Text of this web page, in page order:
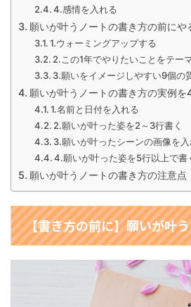
4.感情を入れる
願いが叶うノートの書き方の前に
1.ウォーミングアップする
2.この1年でやりたいことをテー
3.願いをイメージしやすい9個の
願いが叶うノートの書き方の実例を
1.名前と日付を入れる
2.願いが叶った姿を2～3行書く
3.願いが叶ったシーンの画像を入
4.願いが叶った姿を5行以上で書
願いが叶うノートの書き方の注意点
【書き方の前に】願いが叶